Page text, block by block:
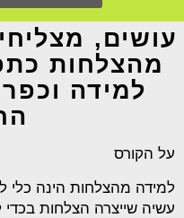
עושים,
מהצלחות
למידה
על הקורס
למידה מהצלחות הינה כלי
עשיה שייצרה הצלחות בכדי